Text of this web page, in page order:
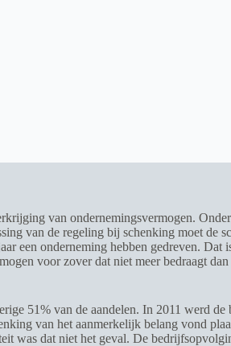
van ondernemingsvermogen.
van de regeling bij schenking moet de
een onderneming hebben gedreven. Dat
voor zover dat niet meer bedraagt
51% van de aandelen. In 2011 werd de
van het aanmerkelijk belang vond
was dat niet het geval. De